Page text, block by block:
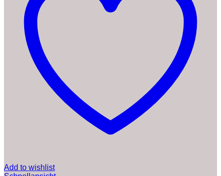
Add to wishlist